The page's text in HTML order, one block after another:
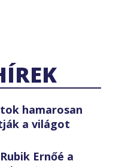
hamarosan
a világot
Ernőé a